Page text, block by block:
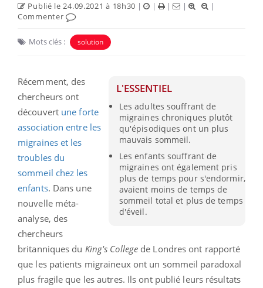
Publié le 24.09.2021 à 18h30 | | | |
|
Commenter
Mots clés : solution
L'ESSENTIEL
Les adultes souffrant de
migraines chroniques plutôt
qu'épisodiques ont un plus
mauvais sommeil.
Les enfants souffrant de
migraines ont également pris
plus de temps pour s'endormir,
avaient moins de temps de
sommeil total et plus de temps
d'éveil.
Récemment, des
chercheurs ont
découvert une forte
association entre les
migraines et les
troubles du
sommeil chez les
enfants. Dans une
nouvelle méta-
analyse, des
chercheurs
britanniques du King's College de Londres ont rapporté
que les patients migraineux ont un sommeil paradoxal
plus fragile que les autres. Ils ont publié leurs résultats